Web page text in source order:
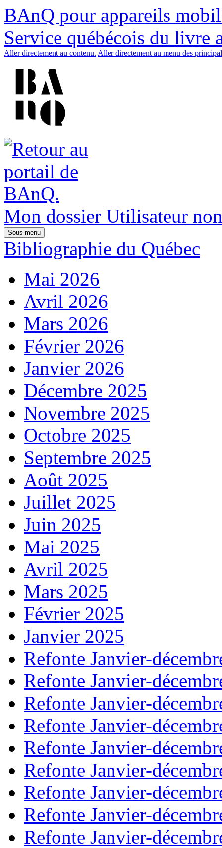
BAnQ pour appareils
Service québécois du livre
Aller directement au contenu. Aller directement au menu des
Mon dossier Utilisateur
Sous-menu
Bibliographie du Québec
Mai 2026
Avril 2026
Mars 2026
Février 2026
Janvier 2026
Décembre 2025
Novembre 2025
Octobre 2025
Septembre 2025
Août 2025
Juillet 2025
Juin 2025
Mai 2025
Avril 2025
Mars 2025
Février 2025
Janvier 2025
Refonte Janvier-
Refonte Janvier-
Refonte Janvier-
Refonte Janvier-
Refonte Janvier-
Refonte Janvier-
Refonte Janvier-
Refonte Janvier-
Refonte Janvier-